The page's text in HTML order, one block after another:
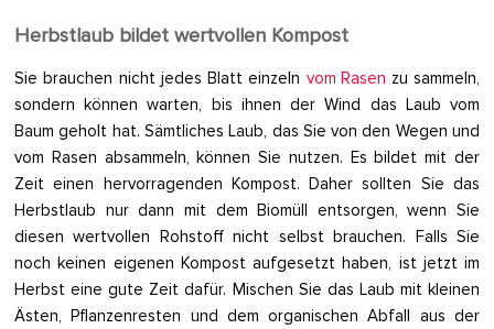
Herbstlaub bildet wertvollen Kompost
Sie brauchen nicht jedes Blatt einzeln vom Rasen zu sammeln,
sondern können warten, bis ihnen der Wind das Laub vom
Baum geholt hat. Sämtliches Laub, das Sie von den Wegen und
vom Rasen absammeln, können Sie nutzen. Es bildet mit der
Zeit einen hervorragenden Kompost. Daher sollten Sie das
Herbstlaub nur dann mit dem Biomüll entsorgen, wenn Sie
diesen wertvollen Rohstoff nicht selbst brauchen. Falls Sie
noch keinen eigenen Kompost aufgesetzt haben, ist jetzt im
Herbst eine gute Zeit dafür. Mischen Sie das Laub mit kleinen
Ästen, Pflanzenresten und dem organischen Abfall aus der